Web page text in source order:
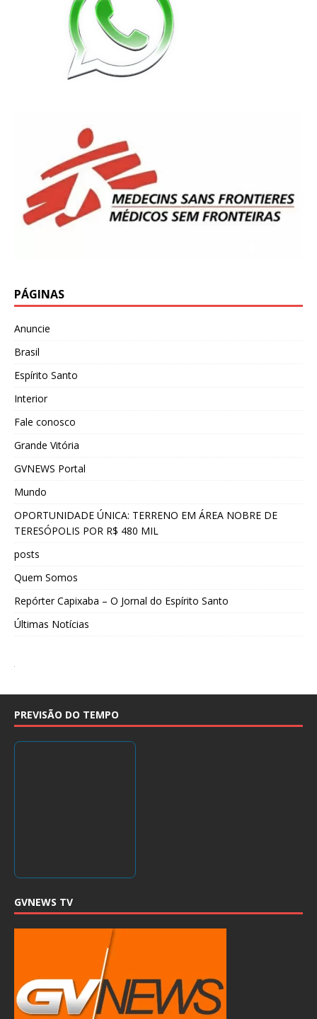
PÁGINAS
Anuncie
Brasil
Espírito Santo
Interior
Fale conosco
Grande Vitória
GVNEWS Portal
Mundo
OPORTUNIDADE ÚNICA: TERRENO EM ÁREA NOBRE DE
TERESÓPOLIS POR R$ 480 MIL
posts
Quem Somos
Repórter Capixaba – O Jornal do Espírito Santo
Últimas Notícias
PREVISÃO DO TEMPO
GVNEWS TV